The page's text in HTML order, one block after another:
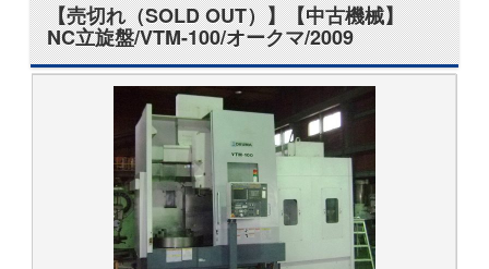
【売切れ（SOLD OUT）】【中古機械】
NC立旋盤/VTM-100/オークマ/2009